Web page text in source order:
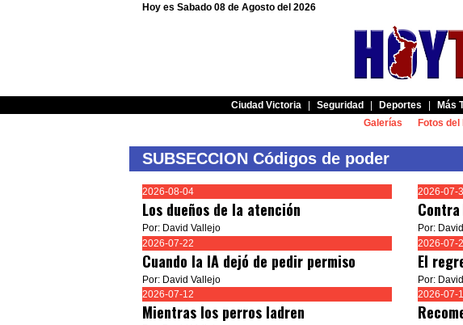
Hoy es Sabado 08 de Agosto del 2026
Ciudad Victoria Seguridad Deportes Más
Galerías
Fotos del
SUBSECCION Códigos de poder
2026-08-04
Los dueños de la atención
Por: David Vallejo
2026-07-
Por:
2026-07-22
Cuando la IA dejó de pedir permiso
Por: David Vallejo
2026-07-
El
Por:
2026-07-12
Mientras los perros ladren
2026-07-